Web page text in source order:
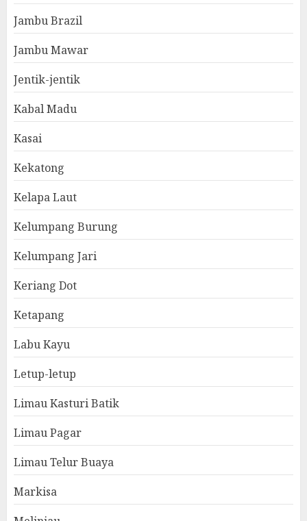
Jambu Brazil
Jambu Mawar
Jentik-jentik
Kabal Madu
Kasai
Kekatong
Kelapa Laut
Kelumpang Burung
Kelumpang Jari
Keriang Dot
Ketapang
Labu Kayu
Letup-letup
Limau Kasturi Batik
Limau Pagar
Limau Telur Buaya
Markisa